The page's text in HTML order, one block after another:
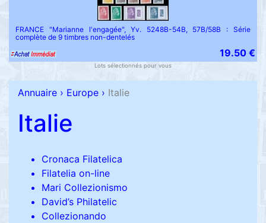
FRANCE "Marianne l'engagée", Yv. 5248B-54B, 57B/58B : Série
complète de 9 timbres non-dentelés
19.50 €
Lots sélectionnés pour vous
Annuaire › Europe › Italie
Italie
Cronaca Filatelica
Filatelia on-line
Mari Collezionismo
David’s Philatelic
Collezionando